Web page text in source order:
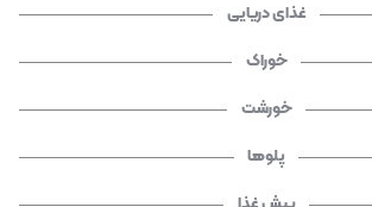
غذای دریایی
خوراک
خورشت
پلوها